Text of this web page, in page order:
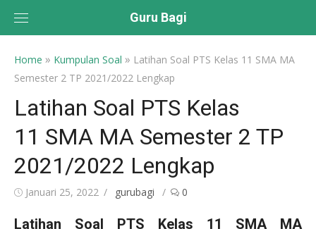
Guru Bagi
Home » Kumpulan Soal » Latihan Soal PTS Kelas 11 SMA MA
Semester 2 TP 2021/2022 Lengkap
Latihan Soal PTS Kelas
11 SMA MA Semester 2 TP
2021/2022 Lengkap
Posted
Januari 25, 2022 Author
gurubagi 0
Latihan Soal PTS Kelas 11
SMA MA